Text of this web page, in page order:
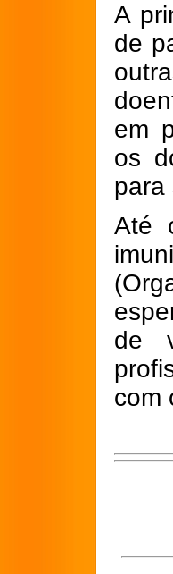
A
de
em
os
para
Até
de
com